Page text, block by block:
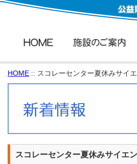
HOME :: スコレーセンター夏休みサイ
スコレーセンター夏休みサイエ